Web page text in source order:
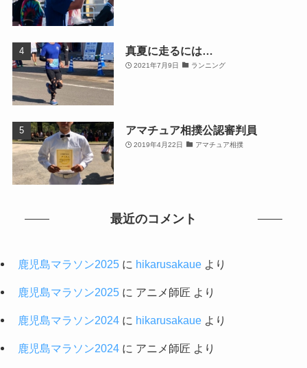
真夏に走るには…
2021年7月9日 ランニング
アマチュア相撲公認審判員
2019年4月22日 アマチュア相撲
最近のコメント
鹿児島マラソン2025に hikarusakaueより
鹿児島マラソン2025に アニメ師匠 より
鹿児島マラソン2024に hikarusakaueより
鹿児島マラソン2024に アニメ師匠 より